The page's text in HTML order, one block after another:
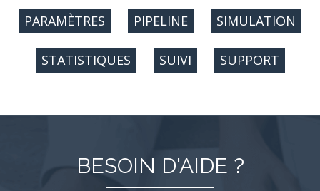
PARAMÈTRES PIPELINE SIMULATION
STATISTIQUES SUIVI SUPPORT
BESOIN D'AIDE ?